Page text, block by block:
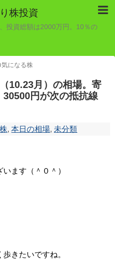
株投資
投資総額は2000万円。10％の
気になる株
10.23月）の相場。寄
30500円が次の抵抗線
,本日の相場, 未分類
ます（＾０＾）
きたいですね。